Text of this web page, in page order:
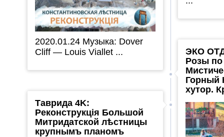
2020.01.24 Музыка: Dover
Cliff — Louis Viallet ...
ЭКО
Розы по
Горный
хутор.
Таврида 4K:
Реконструкція Большой
Митридатской лѣстницы
крупнымъ планомъ